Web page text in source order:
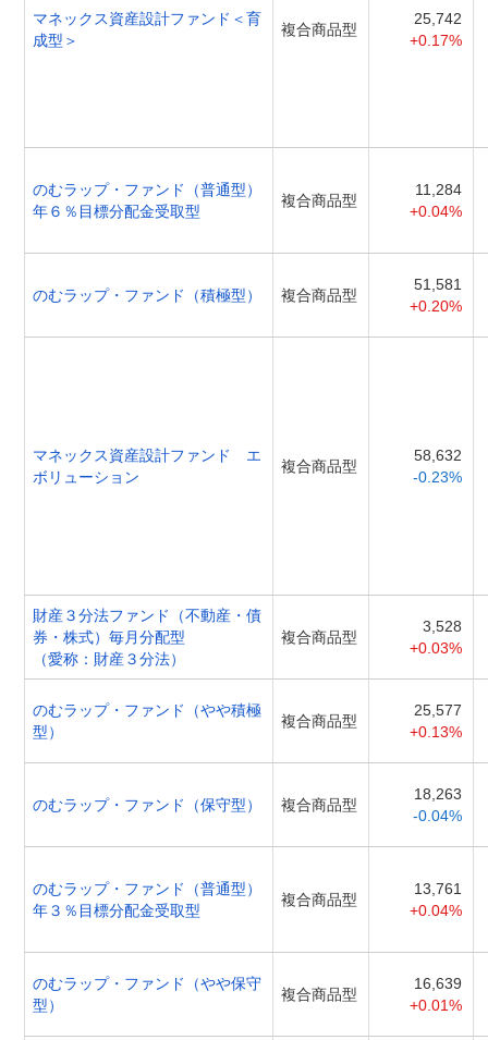
マネックス資産設計ファンド＜育
成型＞
複合商品型
25,742
+0.17%
のむラップ・ファンド（普通型）
年６％目標分配金受取型
複合商品型
11,284
+0.04%
のむラップ・ファンド（積極型） 複合商品型
51,581
+0.20%
マネックス資産設計ファンド エ
ボリューション
複合商品型
58,632
-0.23%
財産３分法ファンド（不動産・債
券・株式）毎月分配型
（愛称：財産３分法）
複合商品型
3,528
+0.03%
のむラップ・ファンド（やや積極
型）
複合商品型
25,577
+0.13%
のむラップ・ファンド（保守型） 複合商品型
18,263
-0.04%
のむラップ・ファンド（普通型）
年３％目標分配金受取型
複合商品型
13,761
+0.04%
のむラップ・ファンド（やや保守
型）
複合商品型
16,639
+0.01%